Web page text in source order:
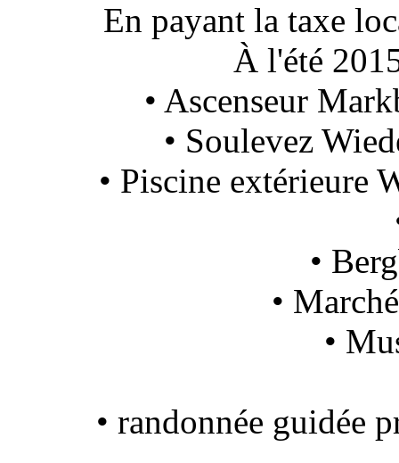
En payant la taxe
À l'été
• Ascenseur
• Soulevez
• Piscine extérieure
•
•
•
• randonnée guidée